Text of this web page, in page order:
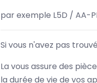
par exemple L5D / AA-
Si vous n'avez pas
La vous assure des
la durée de vie de vos